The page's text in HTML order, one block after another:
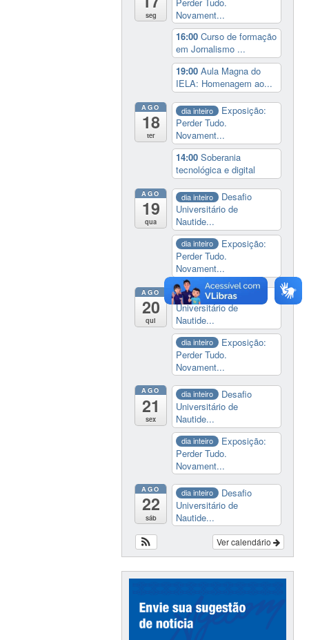
seg
Novament...
16:00Curso de formação
em Jornalismo ...
19:00Aula Magna do
IELA: Homenagem ao...
AGO
18
ter
dia inteiro
Exposição:
Perder Tudo.
Novament...
14:00Soberania
tecnológica e digital
AGO
19
qua
dia inteiro
Desafio
Universitário de
Nautide...
dia inteiro
Exposição:
Perder Tudo.
Novament...
AGO
20
qui
dia inteiro
Desafio
Universitário de
Nautide...
dia inteiro
Exposição:
Perder Tudo.
Novament...
AGO
21
sex
dia inteiro
Desafio
Universitário de
Nautide...
dia inteiro
Exposição:
Perder Tudo.
Novament...
AGO
22
sáb
dia inteiro
Desafio
Universitário de
Nautide...
Ver calendário